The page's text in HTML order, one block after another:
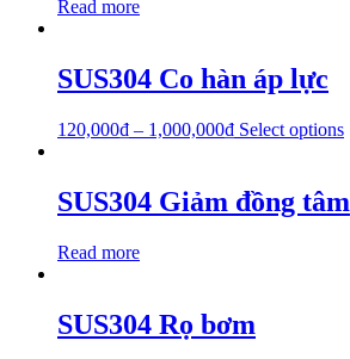
Read more
SUS304 Co hàn áp lực
120,000₫ – 1,000,000₫ Select options
SUS304 Giảm đồng tâm
Read more
SUS304 Rọ bơm